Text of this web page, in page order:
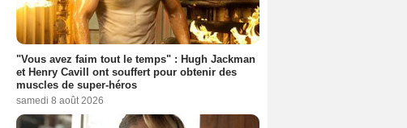
"Vous avez faim tout le temps" : Hugh Jackman
et Henry Cavill ont souffert pour obtenir des
muscles de super-héros
samedi 8 août 2026